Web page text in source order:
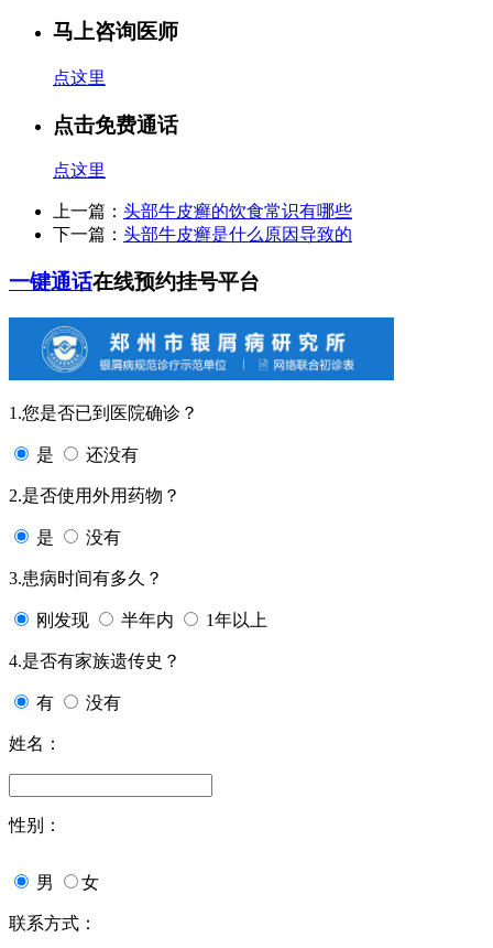
马上咨询医师
点这里
点击免费通话
点这里
上一篇： 头部牛皮癣的饮食常识有哪些
下一篇： 头部牛皮癣是什么原因导致的
一键通话在线预约挂号平台
1.您是否已到医院确诊？
是 还没有
2.是否使用外用药物？
是 没有
3.患病时间有多久？
刚发现 半年内 1年以上
4.是否有家族遗传史？
有 没有
姓名：
性别：
男 女
联系方式：